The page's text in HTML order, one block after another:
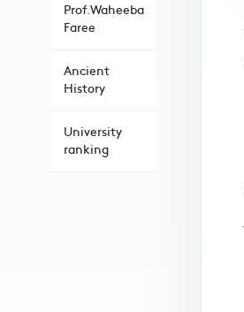
Prof.Waheeba
Faree
Ancient
History
University
ranking